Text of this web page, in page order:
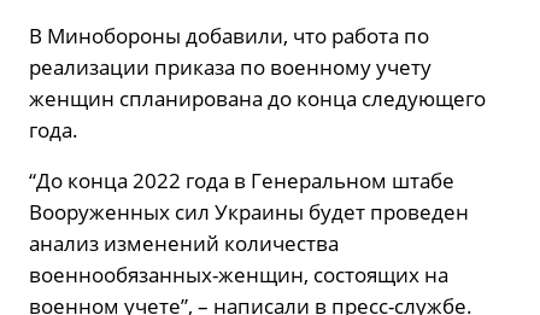
В Минобороны добавили, что работа по
реализации приказа по военному учету
женщин спланирована до конца следующего
года.
“До конца 2022 года в Генеральном штабе
Вооруженных сил Украины будет проведен
анализ изменений количества
военнообязанных-женщин, состоящих на
военном учете”, – написали в пресс-службе.